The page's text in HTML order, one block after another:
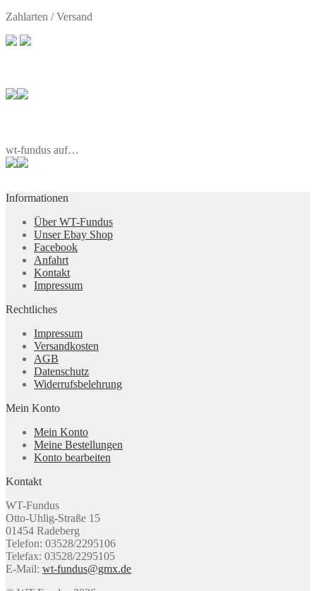
Zahlarten / Versand
wt-fundus auf…
Informationen
Über WT-Fundus
Unser Ebay Shop
Facebook
Anfahrt
Kontakt
Impressum
Rechtliches
Impressum
Versandkosten
AGB
Datenschutz
Widerrufsbelehrung
Mein Konto
Mein Konto
Meine Bestellungen
Konto bearbeiten
Kontakt
WT-Fundus
Otto-Uhlig-Straße 15
01454 Radeberg
Telefon: 03528/2295106
Telefax: 03528/2295105
E-Mail: wt-fundus@gmx.de